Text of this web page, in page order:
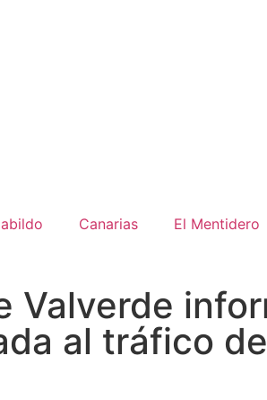
Canarias El Mentidero
Valverde
al tráfico